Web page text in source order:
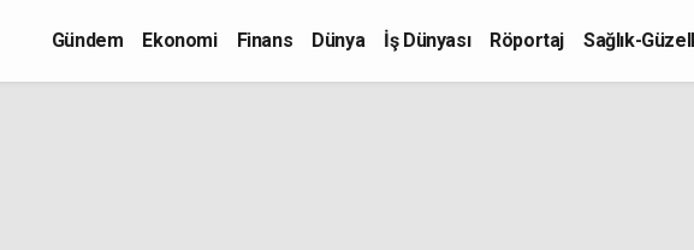
Gündem Ekonomi Finans Dünya İş Dünyası Röportaj Sağlık-